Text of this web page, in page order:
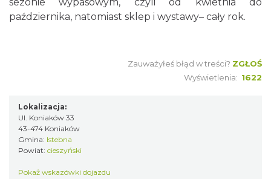
sezonie wypasowym, czyli od kwietnia do
października, natomiast sklep i wystawy– cały rok.
Zauważyłeś błąd w treści? ZGŁOŚ
Wyświetlenia: 1622
Lokalizacja:
Ul. Koniaków 33
43-474 Koniaków
Gmina: Istebna
Powiat: cieszyński
Pokaż wskazówki dojazdu